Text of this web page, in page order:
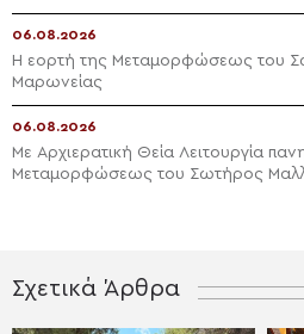
06.08.2026
Η εορτή της Μεταμορφώσεως του
Μαρωνείας
06.08.2026
Με Αρχιερατική Θεία Λειτουργία
Μεταμορφώσεως του Σωτήρος
Σχετικά Άρθρα